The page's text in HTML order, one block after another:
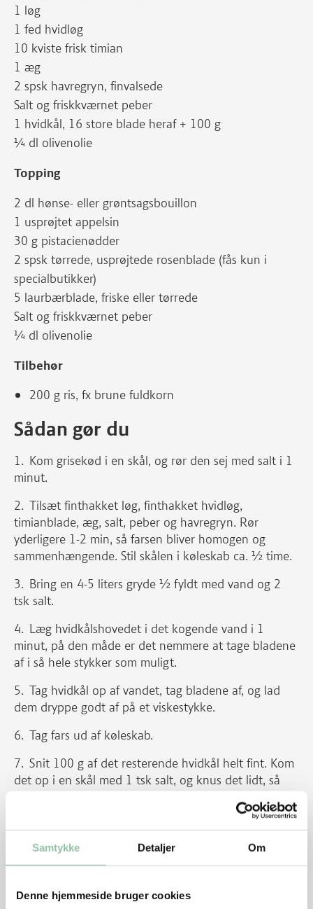
Samtykke Detaljer Om
Denne hjemmeside bruger cookies
1 løg
1 fed hvidløg
10 kviste frisk timian
1 æg
2 spsk havregryn, finvalsede
Salt og friskkværnet peber
1 hvidkål, 16 store blade heraf + 100 g
¼ dl olivenolie
Topping
2 dl hønse- eller grøntsagsbouillon
1 usprøjtet appelsin
30 g pistacienødder
2 spsk tørrede, usprøjtede rosenblade (fås kun i
specialbutikker)
5 laurbærblade, friske eller tørrede
Salt og friskkværnet peber
¼ dl olivenolie
Tilbehør
200 g ris, fx brune fuldkorn
Sådan gør du
Kom grisekød i en skål, og rør den sej med salt i 1
minut.
Tilsæt finthakket løg, finthakket hvidløg,
timianblade, æg, salt, peber og havregryn. Rør
yderligere 1-2 min, så farsen bliver homogen og
sammenhængende. Stil skålen i køleskab ca. ½ time.
Bring en 4-5 liters gryde ½ fyldt med vand og 2
tsk salt.
Læg hvidkålshovedet i det kogende vand i 1
minut, på den måde er det nemmere at tage bladene
af i så hele stykker som muligt.
Tag hvidkål op af vandet, tag bladene af, og lad
dem dryppe godt af på et viskestykke.
Tag fars ud af køleskab.
Snit 100 g af det resterende hvidkål helt fint. Kom
det op i en skål med 1 tsk salt, og knus det lidt, så
kom hvidkål op i farsen og rør godt rundt. Form
farsen i 16 lige store boller og pak dem ind i hver sit
kålblad som en lille rulle, der er lukket godt i begge
ender.
Kom halvdelen af olien i et ildfast fad og læg